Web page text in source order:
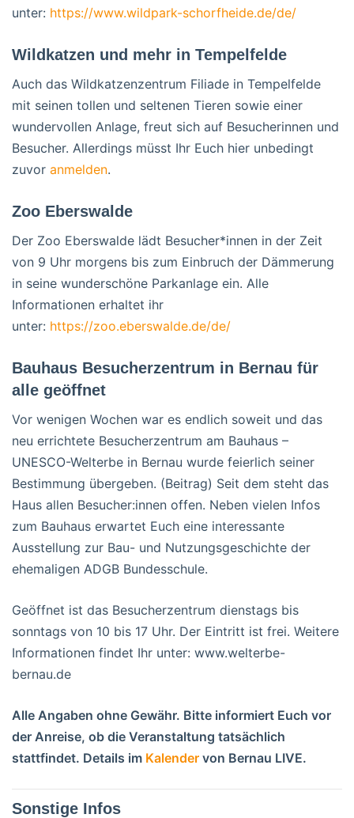
unter: https://www.wildpark-schorfheide.de/de/
Wildkatzen und mehr in Tempelfelde
Auch das Wildkatzenzentrum Filiade in Tempelfelde
mit seinen tollen und seltenen Tieren sowie einer
wundervollen Anlage, freut sich auf Besucherinnen und
Besucher. Allerdings müsst Ihr Euch hier unbedingt
zuvor anmelden.
Zoo Eberswalde
Der Zoo Eberswalde lädt Besucher*innen in der Zeit
von 9 Uhr morgens bis zum Einbruch der Dämmerung
in seine wunderschöne Parkanlage ein. Alle
Informationen erhaltet ihr
unter: https://zoo.eberswalde.de/de/
Bauhaus Besucherzentrum in Bernau für
alle geöffnet
Vor wenigen Wochen war es endlich soweit und das
neu errichtete Besucherzentrum am Bauhaus –
UNESCO-Welterbe in Bernau wurde feierlich seiner
Bestimmung übergeben. (Beitrag) Seit dem steht das
Haus allen Besucher:innen offen. Neben vielen Infos
zum Bauhaus erwartet Euch eine interessante
Ausstellung zur Bau- und Nutzungsgeschichte der
ehemaligen ADGB Bundesschule.
Geöffnet ist das Besucherzentrum dienstags bis
sonntags von 10 bis 17 Uhr. Der Eintritt ist frei. Weitere
Informationen findet Ihr unter: www.welterbe-
bernau.de
Alle Angaben ohne Gewähr. Bitte informiert Euch vor
der Anreise, ob die Veranstaltung tatsächlich
stattfindet. Details im Kalender von Bernau LIVE.
Sonstige Infos